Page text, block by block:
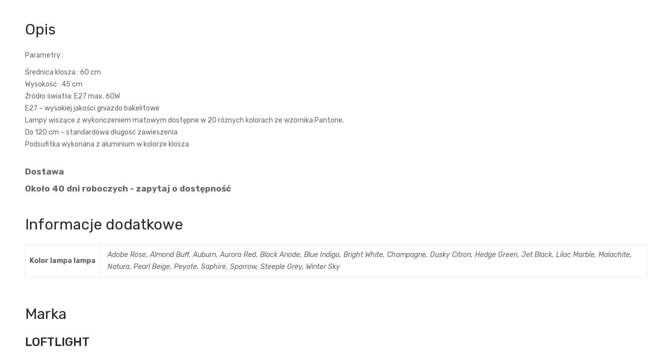
Opis
Parametry :
Średnica klosza : 60 cm
Wysokość : 45 cm
Źródło światła: E27 max. 60W
E27 – wysokiej jakości gniazdo bakelitowe
Lampy wiszące z wykończeniem matowym dostępne w 20 różnych kolorach ze wzornika Pantone.
Do 120 cm – standardowa długość zawieszenia
Podsufitka wykonana z aluminium w kolorze klosza
Dostawa
Około 40 dni roboczych - zapytaj o dostępność
Informacje dodatkowe
Kolor lampa lampa
Adobe Rose, Almond Buff, Auburn, Aurora Red, Black Anode, Blue Indigo, Bright White, Champagne, Dusky Citron, Hedge Green, Jet Black, Lilac Marble, Malachite,
Natura, Pearl Beige, Peyote, Saphire, Sparrow, Steeple Grey, Winter Sky
Marka
LOFTLIGHT